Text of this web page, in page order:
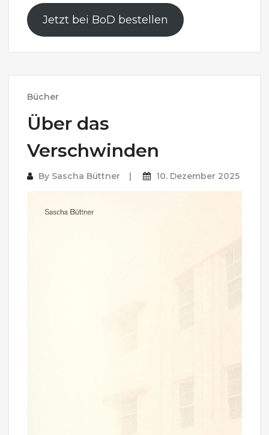
Jetzt bei BoD bestellen
Bücher
Über das
Verschwinden
By Sascha Büttner 10. Dezember 2025